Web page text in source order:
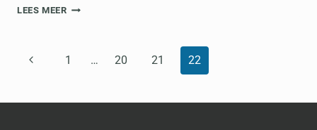
LEES MEERDE
PAGINANAVIGATIE
Vorige
1 … 20 21 22